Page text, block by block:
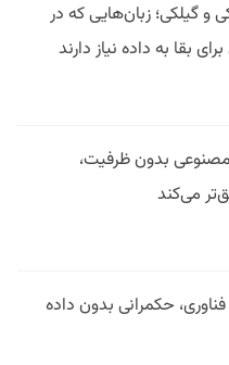
و گیلکی؛ زبان‌هایی که در
بقا به داده نیاز دارند
بدون ظرفیت،
می‌کند
حکمرانی بدون داده